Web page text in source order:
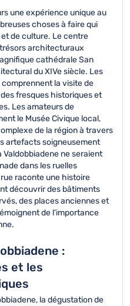
une expérience unique au
choses à faire qui
de culture. Le centre
architecturaux
cathédrale San
du XIVe siècle. Les
la visite de
fresques historiques et
Les amateurs de
le Musée Civique local,
de la région à travers
artefacts soigneusement
ne seraient
dans les ruelles
raconte une histoire
découvrir des bâtiments
des places anciennes et
de l'importance
:
et les
la dégustation de